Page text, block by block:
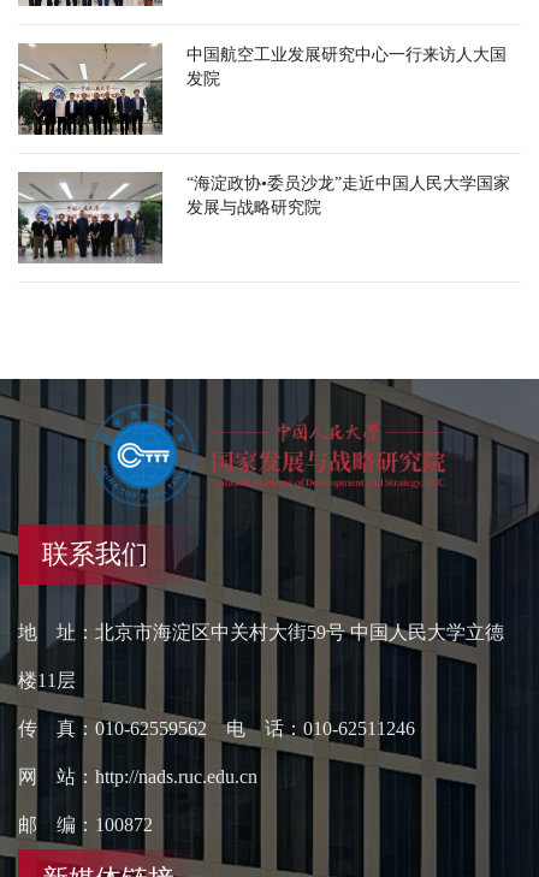
中国航空工业发展研究中心一行来访人大国
发院
“海淀政协•委员沙龙”走近中国人民大学国家
发展与战略研究院
联系我们
地 址：北京市海淀区中关村大街59号 中国人民大学立德
楼11层
传 真：010-62559562 电 话：010-62511246
网 站：http://nads.ruc.edu.cn
邮 编：100872